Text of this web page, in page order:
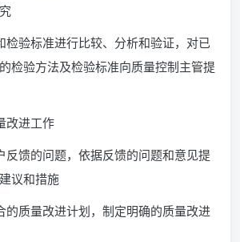
检验标准进行比较、分析和验证，对已
检验方法及检验标准向质量控制主管提
改进工作
反馈的问题，依据反馈的问题和意见提
议和措施
的质量改进计划，制定明确的质量改进